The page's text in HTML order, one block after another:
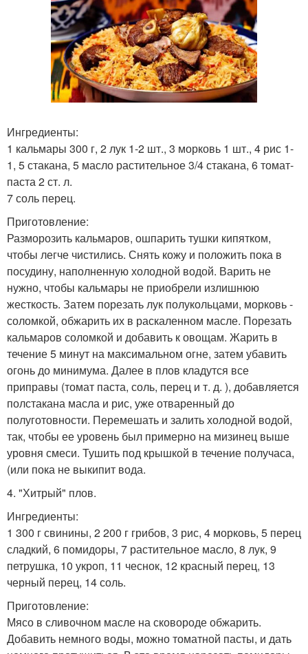
Ингредиенты:
1 кальмары 300 г, 2 лук 1-2 шт., 3 морковь 1 шт., 4 рис 1-
1, 5 стакана, 5 масло растительное 3/4 стакана, 6 томат-
паста 2 ст. л.
7 соль перец.
Приготовление:
Разморозить кальмаров, ошпарить тушки кипятком,
чтобы легче чистились. Снять кожу и положить пока в
посудину, наполненную холодной водой. Варить не
нужно, чтобы кальмары не приобрели излишнюю
жесткость. Затем порезать лук полукольцами, морковь -
соломкой, обжарить их в раскаленном масле. Порезать
кальмаров соломкой и добавить к овощам. Жарить в
течение 5 минут на максимальном огне, затем убавить
огонь до минимума. Далее в плов кладутся все
приправы (томат паста, соль, перец и т. д. ), добавляется
полстакана масла и рис, уже отваренный до
полуготовности. Перемешать и залить холодной водой,
так, чтобы ее уровень был примерно на мизинец выше
уровня смеси. Тушить под крышкой в течение получаса,
(или пока не выкипит вода.
4. "Хитрый" плов.
Ингредиенты:
1 300 г свинины, 2 200 г грибов, 3 рис, 4 морковь, 5 перец
сладкий, 6 помидоры, 7 растительное масло, 8 лук, 9
петрушка, 10 укроп, 11 чеснок, 12 красный перец, 13
черный перец, 14 соль.
Приготовление:
Мясо в сливочном масле на сковороде обжарить.
Добавить немного воды, можно томатной пасты, и дать